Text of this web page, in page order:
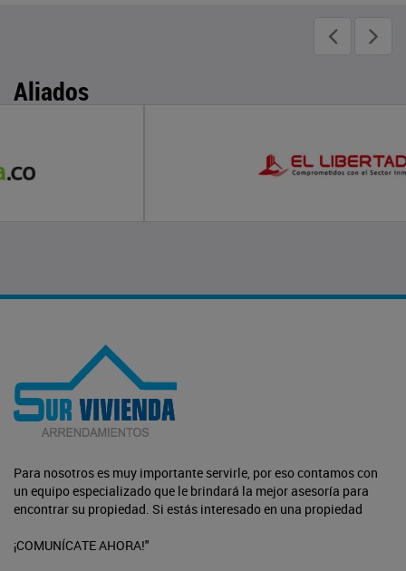
Aliados
Para nosotros es muy importante servirle, por eso contamos con
un equipo especializado que le brindará la mejor asesoría para
encontrar su propiedad. Si estás interesado en una propiedad
¡COMUNÍCATE AHORA!"